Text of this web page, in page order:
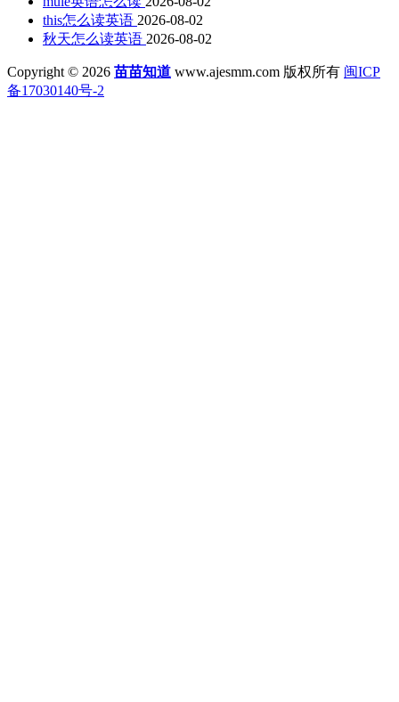
this怎么读英语 2026-08-02
秋天怎么读英语 2026-08-02
Copyright © 2026 苗苗知道 www.ajesmm.com 版权所有 闽ICP
备17030140号-2